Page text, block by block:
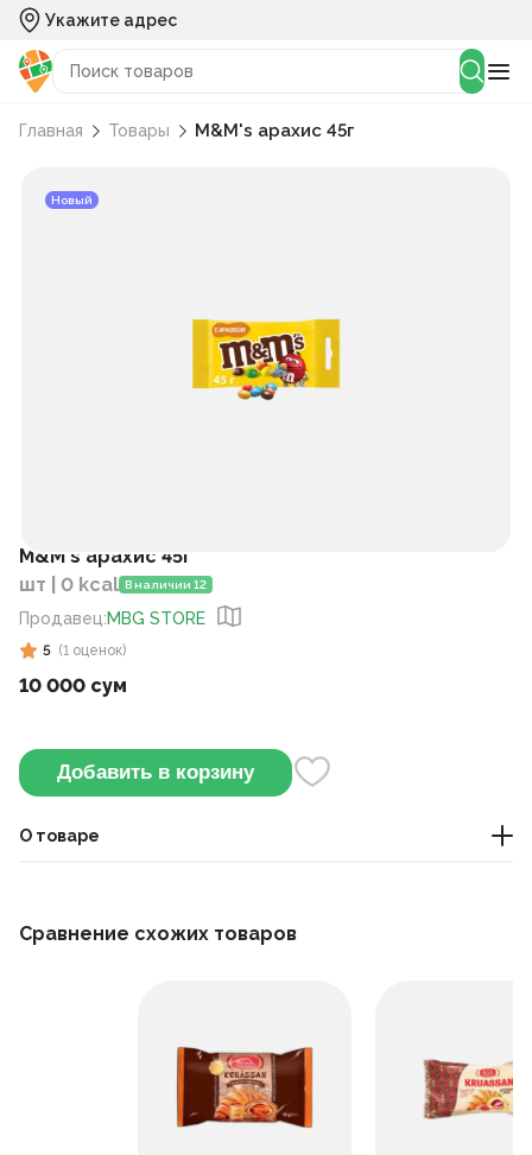
Укажите адрес
Главная Товары M&M's арахис 45г
Новый
M&M's арахис 45г
шт | 0 kcal В наличии 12
Продавец:MBG STORE
5 (1 оценок)
10 000 сум
Добавить в корзину
О товаре
Сравнение схожих товаров